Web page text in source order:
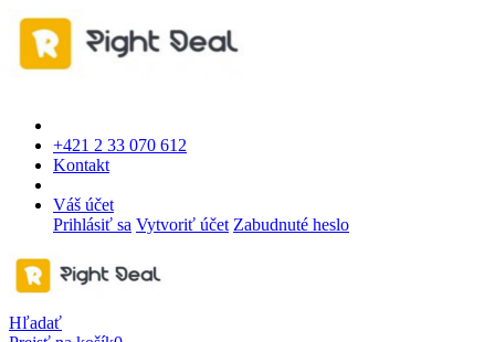
+421 2 33 070 612
Kontakt
Váš účet
Prihlásiť sa Vytvoriť účet Zabudnuté heslo
Hľadať